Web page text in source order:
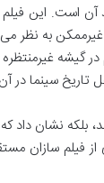
به نظر
گیشه
سینما در
بلکه نشان
فیلم سازان